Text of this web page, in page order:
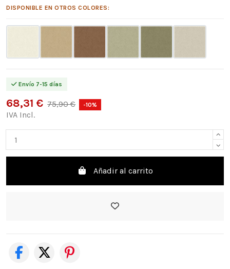
DISPONIBLE EN OTROS COLORES:
Envío 7-15 días
68,31 € 75,90 € -10%
IVA Incl.
Añadir al carrito